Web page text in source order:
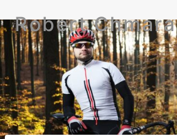
do
treści
Robert Chmara